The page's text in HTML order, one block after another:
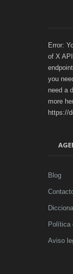
Error:
of X
you
need a
more
https://
Blog
Política
Aviso